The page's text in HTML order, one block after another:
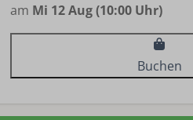
am Mi 12 Aug (10:00 Uhr)
Buchen